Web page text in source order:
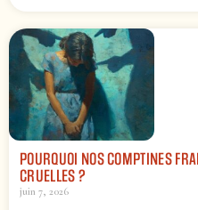
POURQUOI NOS COMPTINES
CRUELLES ?
juin 7, 2026